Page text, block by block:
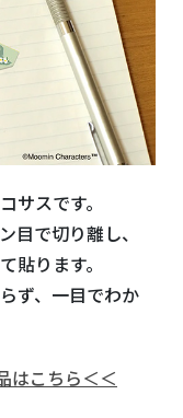
サスです。
目で切り離し、
貼ります。
ず、一目でわか
はこちら＜＜